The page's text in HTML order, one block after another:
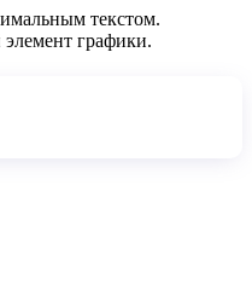
текстом.
графики.